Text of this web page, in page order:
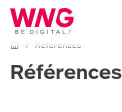
Références
Références
Cookies management panel